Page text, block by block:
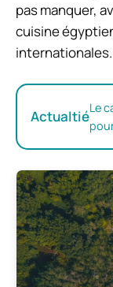
pas manquer,
cuisine
internationales.
ActualtiéLe